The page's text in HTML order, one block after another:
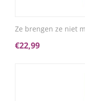
Ze brengen ze niet
€22,99